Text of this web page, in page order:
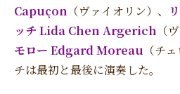
Capuçon （ヴァイオリン）、
ッチ Lida Chen Argerich （
モロー Edgard Moreau （チ
チは最初と最後に演奏した。